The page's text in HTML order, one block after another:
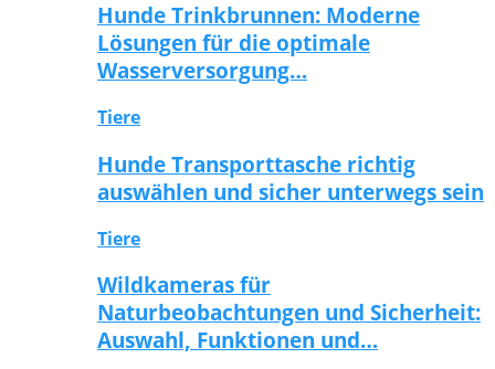
Hunde Trinkbrunnen: Moderne
Lösungen für die optimale
Wasserversorgung…
Tiere
Hunde Transporttasche richtig
auswählen und sicher unterwegs sein
Tiere
Wildkameras für
Naturbeobachtungen und Sicherheit:
Auswahl, Funktionen und…